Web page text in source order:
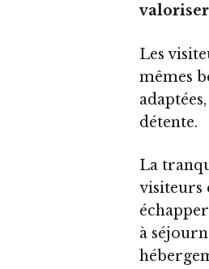
Les
mêmes
détente.
La
visiteurs
à